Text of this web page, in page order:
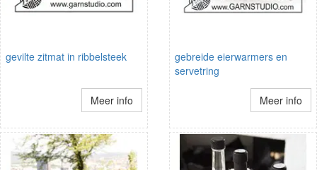
gevilte zitmat in ribbelsteek
Meer info
gebreide eierwarmers en
servetring
Meer info